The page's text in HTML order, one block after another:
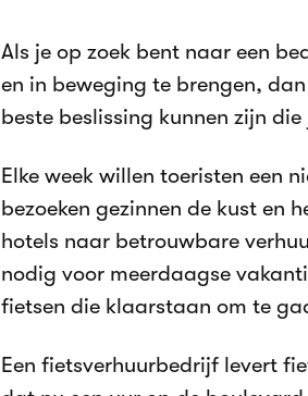
Als je op zoek bent naar een
en in beweging te brengen,
beste beslissing kunnen zijn die
Elke week willen toeristen een
bezoeken gezinnen de kust en
hotels naar betrouwbare
nodig voor meerdaagse
fietsen die klaarstaan om te
Een fietsverhuurbedrijf levert